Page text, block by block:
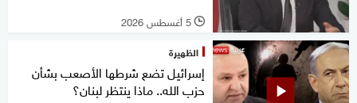
l 5 أغسطس 2026
الظهيرة
إسرائيل تضع شرطها الأصعب بشأن
حزب الله.. ماذا ينتظر لبنان؟